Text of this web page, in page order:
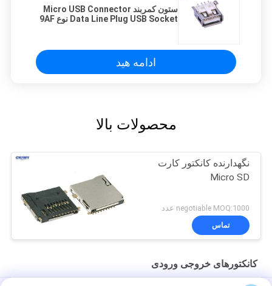
ستون کمربند Micro USB Connector
Data Line Plug USB Socket نوع 9AF
ادامه هید
محصولات بالا
نگهدارنده کانکتور کارت
Micro SD
negotiable MOQ:1000 عدد
تماس
کانکتورهای خروجی ورودی